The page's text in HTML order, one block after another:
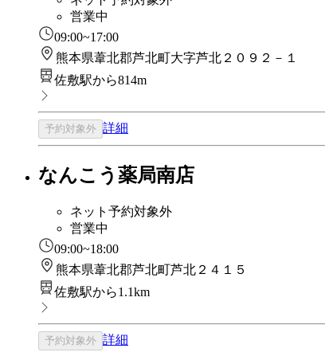
営業中
09:00~17:00
熊本県葦北郡芦北町大字芦北２０９２－１
佐敷駅から814m
予約対象外 詳細
なんこう薬局南店
ネット予約対象外
営業中
09:00~18:00
熊本県葦北郡芦北町芦北２４１５
佐敷駅から1.1km
予約対象外 詳細